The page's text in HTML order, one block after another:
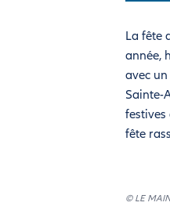
La fête
année,
avec
Sainte-
festives
fête
© LE